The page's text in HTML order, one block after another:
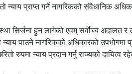
न्याय प्राप्त गर्ने नागरिकको संवैधानिक
सिर्जना हुन लागेको एवम् सर्वोच्च
पाउने नागरिकको अधिकारको
रुपमा न्याय प्रदान गर्नु राज्यको